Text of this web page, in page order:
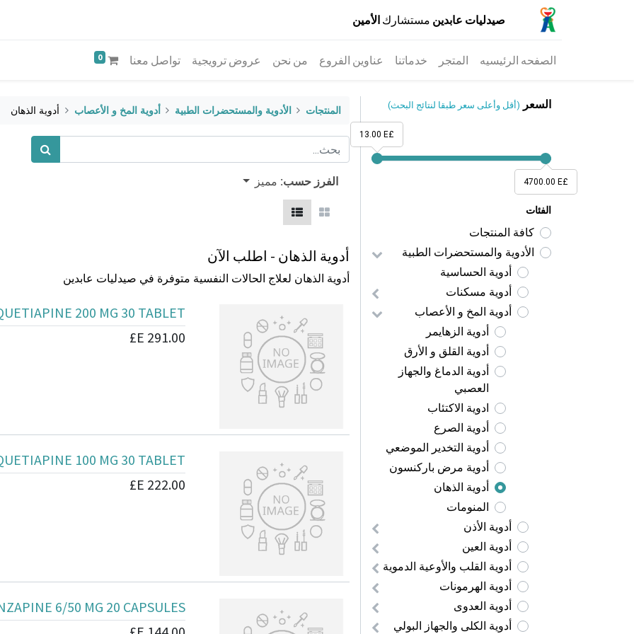
صيدليات عابدين مستشارك الأمين
الصفحه الرئيسيه المتجر خدماتنا عناوين الفروع من نحن عروض ترويجية تواصل معنا 0
الفئات
كافة المنتجات
الأدوية والمستحضرات الطبية
أدوية الحساسية
أدوية مسكنات
أدوية المخ و الأعصاب
أدوية الزهايمر
أدوية القلق و الأرق
أدوية الدماغ والجهاز
العصبي
ادوية الاكتئاب
أدوية الصرع
أدوية التخدير الموضعي
أدوية مرض باركنسون
أدوية الذهان
المنومات
أدوية الأذن
أدوية العين
أدوية القلب والأوعية الدموية
أدوية الهرمونات
أدوية العدوى
أدوية الكلى والجهاز البولي
السعر (أقل وأعلى سعر طبقا لنتائج البحث)
4700.00 E£
13.00 E£
المنتجات الأدوية والمستحضرات الطبية أدوية المخ و الأعصاب أدوية الذهان
الفرز حسب: مميز
أدوية الذهان - اطلب الآن
أدوية الذهان لعلاج الحالات النفسية متوفرة في صيدليات عابدين
200 MG 30 TABLET
291.00
100 MG 30 TABLET
222.00
6/50 MG 20 CAPSULES